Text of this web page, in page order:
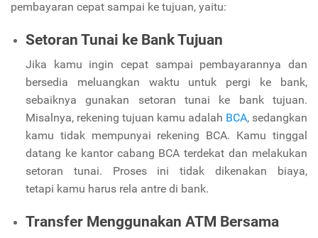
pembayaran cepat sampai ke tujuan, yaitu:
Setoran Tunai ke Bank Tujuan
Jika kamu ingin cepat sampai pembayarannya dan
bersedia meluangkan waktu untuk pergi ke bank,
sebaiknya gunakan setoran tunai ke bank tujuan.
Misalnya, rekening tujuan kamu adalah BCA, sedangkan
kamu tidak mempunyai rekening BCA. Kamu tinggal
datang ke kantor cabang BCA terdekat dan melakukan
setoran tunai. Proses ini tidak dikenakan biaya,
tetapi kamu harus rela antre di bank.
Transfer Menggunakan ATM Bersama